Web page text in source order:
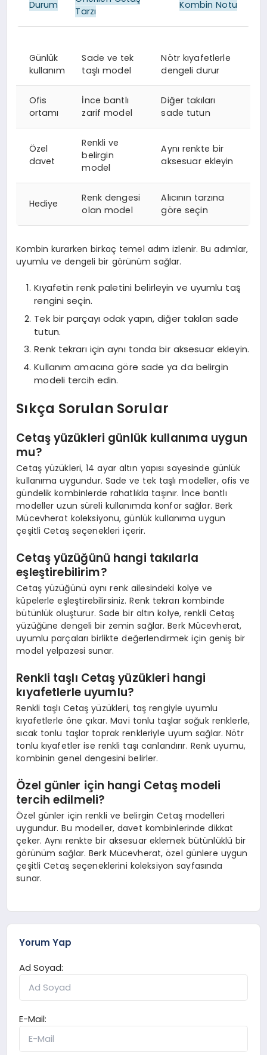
Durum
Tarzı
Kombin Notu
Günlük
kullanım
Sade ve tek
taşlı model
Nötr kıyafetlerle
dengeli durur
Ofis
ortamı
İnce bantlı
zarif model
Diğer takıları
sade tutun
Özel
davet
Renkli ve
belirgin
model
Aynı renkte bir
aksesuar ekleyin
Hediye
Renk dengesi
olan model
Alıcının tarzına
göre seçin
Kombin kurarken birkaç temel adım izlenir. Bu adımlar,
uyumlu ve dengeli bir görünüm sağlar.
Kıyafetin renk paletini belirleyin ve uyumlu taş
rengini seçin.
Tek bir parçayı odak yapın, diğer takıları sade
tutun.
Renk tekrarı için aynı tonda bir aksesuar ekleyin.
Kullanım amacına göre sade ya da belirgin
modeli tercih edin.
Sıkça Sorulan Sorular
Cetaş yüzükleri günlük kullanıma uygun
mu?
Cetaş yüzükleri, 14 ayar altın yapısı sayesinde günlük
kullanıma uygundur. Sade ve tek taşlı modeller, ofis ve
gündelik kombinlerde rahatlıkla taşınır. İnce bantlı
modeller uzun süreli kullanımda konfor sağlar. Berk
Mücevherat koleksiyonu, günlük kullanıma uygun
çeşitli Cetaş seçenekleri içerir.
Cetaş yüzüğünü hangi takılarla
eşleştirebilirim?
Cetaş yüzüğünü aynı renk ailesindeki kolye ve
küpelerle eşleştirebilirsiniz. Renk tekrarı kombinde
bütünlük oluşturur. Sade bir altın kolye, renkli Cetaş
yüzüğüne dengeli bir zemin sağlar. Berk Mücevherat,
uyumlu parçaları birlikte değerlendirmek için geniş bir
model yelpazesi sunar.
Renkli taşlı Cetaş yüzükleri hangi
kıyafetlerle uyumlu?
Renkli taşlı Cetaş yüzükleri, taş rengiyle uyumlu
kıyafetlerle öne çıkar. Mavi tonlu taşlar soğuk renklerle,
sıcak tonlu taşlar toprak renkleriyle uyum sağlar. Nötr
tonlu kıyafetler ise renkli taşı canlandırır. Renk uyumu,
kombinin genel dengesini belirler.
Özel günler için hangi Cetaş modeli
tercih edilmeli?
Özel günler için renkli ve belirgin Cetaş modelleri
uygundur. Bu modeller, davet kombinlerinde dikkat
çeker. Aynı renkte bir aksesuar eklemek bütünlüklü bir
görünüm sağlar. Berk Mücevherat, özel günlere uygun
çeşitli Cetaş seçeneklerini koleksiyon sayfasında
sunar.
Yorum Yap
Ad Soyad:
E-Mail: